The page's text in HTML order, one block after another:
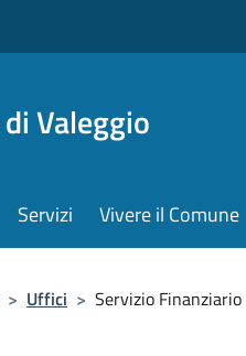
Valeggio
Servizi Vivere il Comune
> Uffici > Servizio Finanziario